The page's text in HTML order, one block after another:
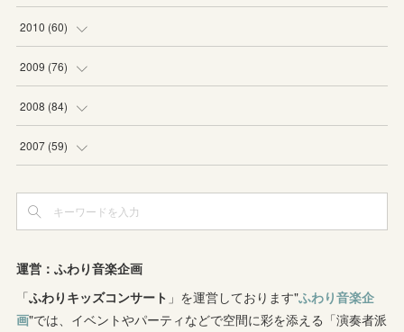
(3)
(1
(3)
(2
(1
(2)
(1
(2
(5
(6
(3
(3
(1
(3
(2)
2010 (60)
(2
(2
(1
(8)
(5 )
2009 (76)
(2
(9
(
(7 )
2008 (84)
(16 )
(
(7)
2007 (59)
(
)
(7)
運営：ふわり音楽企画
「ふわりキッズコンサート 」を運営しております"ふわり音楽企
画"では、イベントやパーティなどで空間に彩を添える「演奏者派